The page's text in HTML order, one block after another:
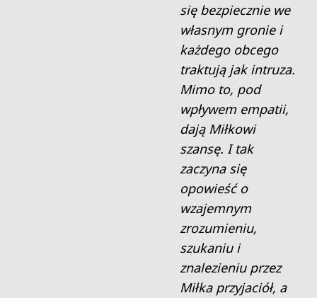
się bezpiecznie we
własnym gronie i
każdego obcego
traktują jak intruza.
Mimo to, pod
wpływem empatii,
dają Miłkowi
szansę. I tak
zaczyna się
opowieść o
wzajemnym
zrozumieniu,
szukaniu i
znalezieniu przez
Miłka przyjaciół, a